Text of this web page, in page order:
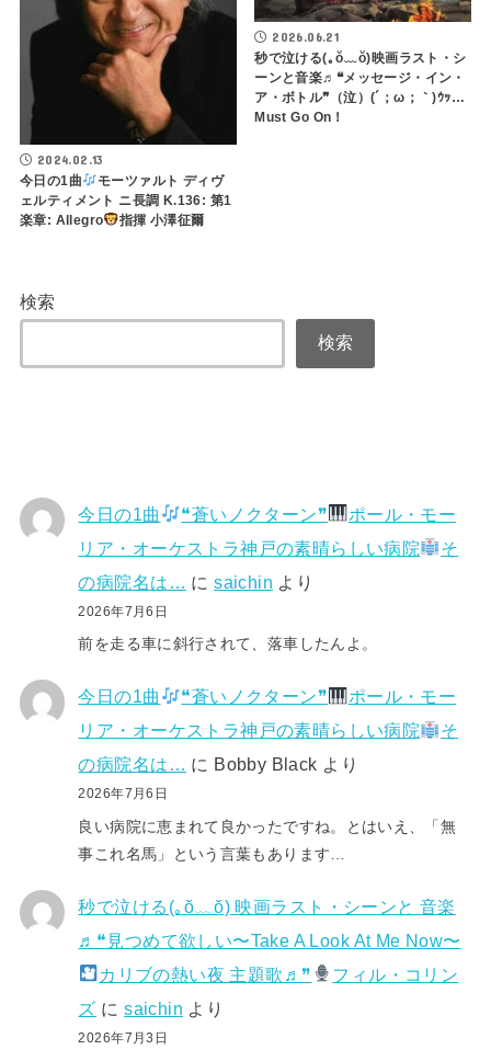
2024.02.13
今日の1曲
モーツァルト ディヴ
ェルティメント ニ長調 K.136: 第1
楽章: Allegro
指揮 小澤征爾
2026.06.21
秒で泣ける(⁠｡⁠ŏ⁠﹏⁠ŏ⁠)映画ラスト・シ
ーンと音楽♬❝メッセージ・イン・
ア・ボトル❞（泣）(´；ω；｀)ｳｯ…
Must Go On！
検索
検索
今日の1曲 ❝蒼いノクターン❞
ポール・モー
リア・オーケストラ神戸の素晴らしい病院
そ
の病院名は… にsaichin より
2026年7月6日
前を走る車に斜行されて、落車したんよ。
今日の1曲 ❝蒼いノクターン❞
ポール・モー
リア・オーケストラ神戸の素晴らしい病院
そ
の病院名は… に Bobby Black より
2026年7月6日
良い病院に恵まれて良かったですね。とはいえ、「無
事これ名馬」という言葉もあります…
秒で泣ける(⁠｡⁠ŏ⁠﹏⁠ŏ⁠) 映画ラスト・シーンと 音楽
♬❝見つめて欲しい〜Take A Look At Me Now〜
カリブの熱い夜 主題歌♬❞
フィル・コリン
ズ にsaichin より
2026年7月3日